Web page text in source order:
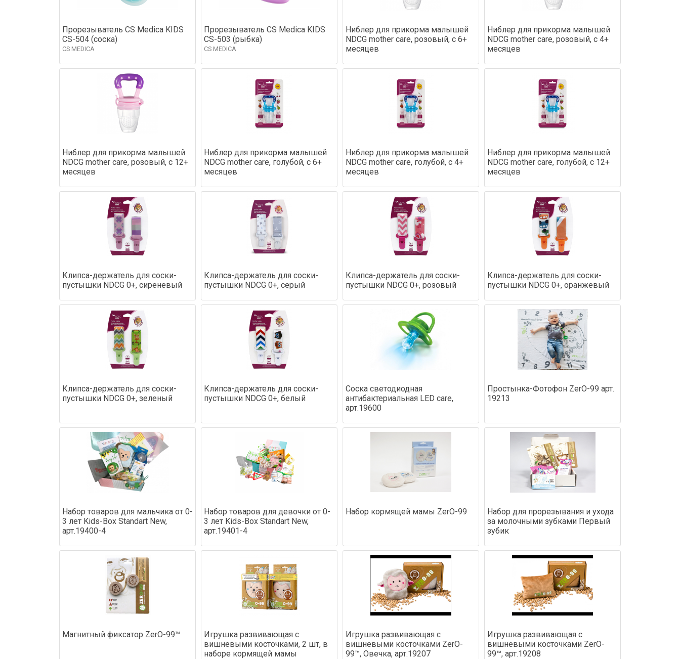
Прорезыватель CS Medica KIDS
CS-504 (соска)
CS MEDICA
Прорезыватель CS Medica KIDS
CS-503 (рыбка)
CS MEDICA
Ниблер для прикорма малышей
NDCG mother care, розовый, с 6+
месяцев
Ниблер для прикорма малышей
NDCG mother care, розовый, с 4+
месяцев
Ниблер для прикорма малышей
NDCG mother care, розовый, с 12+
месяцев
Ниблер для прикорма малышей
NDCG mother care, голубой, с 6+
месяцев
Ниблер для прикорма малышей
NDCG mother care, голубой, с 4+
месяцев
Ниблер для прикорма малышей
NDCG mother care, голубой, с 12+
месяцев
Клипса-держатель для соски-
пустышки NDCG 0+, сиреневый
Клипса-держатель для соски-
пустышки NDCG 0+, серый
Клипса-держатель для соски-
пустышки NDCG 0+, розовый
Клипса-держатель для соски-
пустышки NDCG 0+, оранжевый
Клипса-держатель для соски-
пустышки NDCG 0+, зеленый
Клипса-держатель для соски-
пустышки NDCG 0+, белый
Соска светодиодная
антибактериальная LED care,
арт.19600
Простынка-Фотофон ZerO-99 арт.
19213
Набор товаров для мальчика от 0-
3 лет Kids-Box Standart New,
арт.19400-4
Набор товаров для девочки от 0-
3 лет Kids-Box Standart New,
арт.19401-4
Набор кормящей мамы ZerO-99
Набор для прорезывания и ухода
за молочными зубками Первый
зубик
Магнитный фиксатор ZerO-99™
Игрушка развивающая с
вишневыми косточками, 2 шт, в
наборе кормящей мамы
Игрушка развивающая с
вишневыми косточками ZerO-
99™, Овечка, арт.19207
Игрушка развивающая с
вишневыми косточками ZerO-
99™, арт.19208